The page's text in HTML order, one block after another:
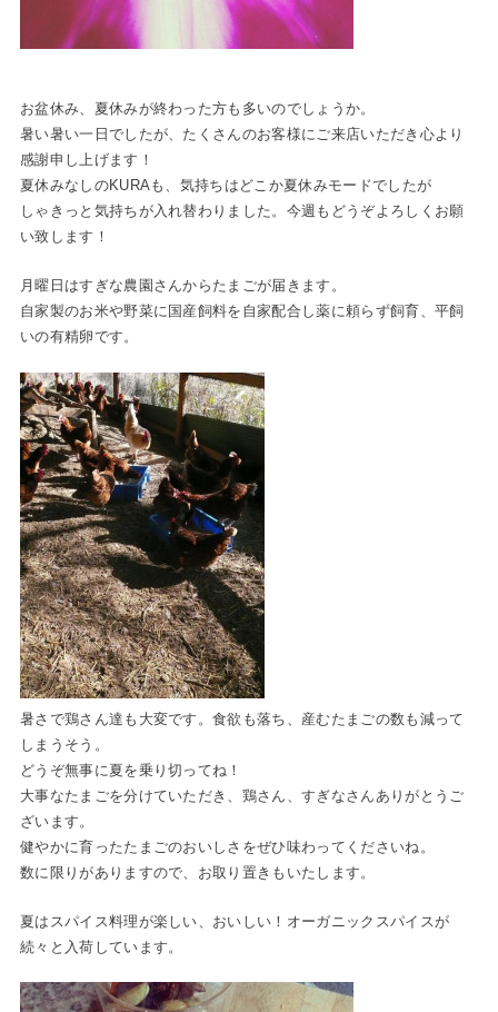
お盆休み、夏休みが終わった方も多いのでしょうか。
暑い暑い一日でしたが、たくさんのお客様にご来店いただき心より
感謝申し上げます！
夏休みなしのKURAも、気持ちはどこか夏休みモードでしたが
しゃきっと気持ちが入れ替わりました。今週もどうぞよろしくお願
い致します！
月曜日はすぎな農園さんからたまごが届きます。
自家製のお米や野菜に国産飼料を自家配合し薬に頼らず飼育、平飼
いの有精卵です。
暑さで鶏さん達も大変です。食欲も落ち、産むたまごの数も減って
しまうそう。
どうぞ無事に夏を乗り切ってね！
大事なたまごを分けていただき、鶏さん、すぎなさんありがとうご
ざいます。
健やかに育ったたまごのおいしさをぜひ味わってくださいね。
数に限りがありますので、お取り置きもいたします。
夏はスパイス料理が楽しい、おいしい！オーガニックスパイスが
続々と入荷しています。